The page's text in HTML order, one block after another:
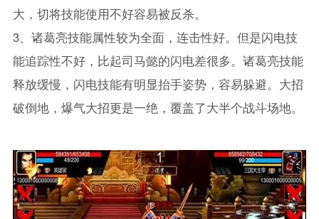
大，切将技能使用不好容易被反杀。
3、诸葛亮技能属性较为全面，连击性好。但是闪电技
能追踪性不好，比起司马懿的闪电差很多。诸葛亮技能
释放缓慢，闪电技能有明显抬手姿势，容易躲避。大招
破倒地，爆气大招更是一绝，覆盖了大半个战斗场地。